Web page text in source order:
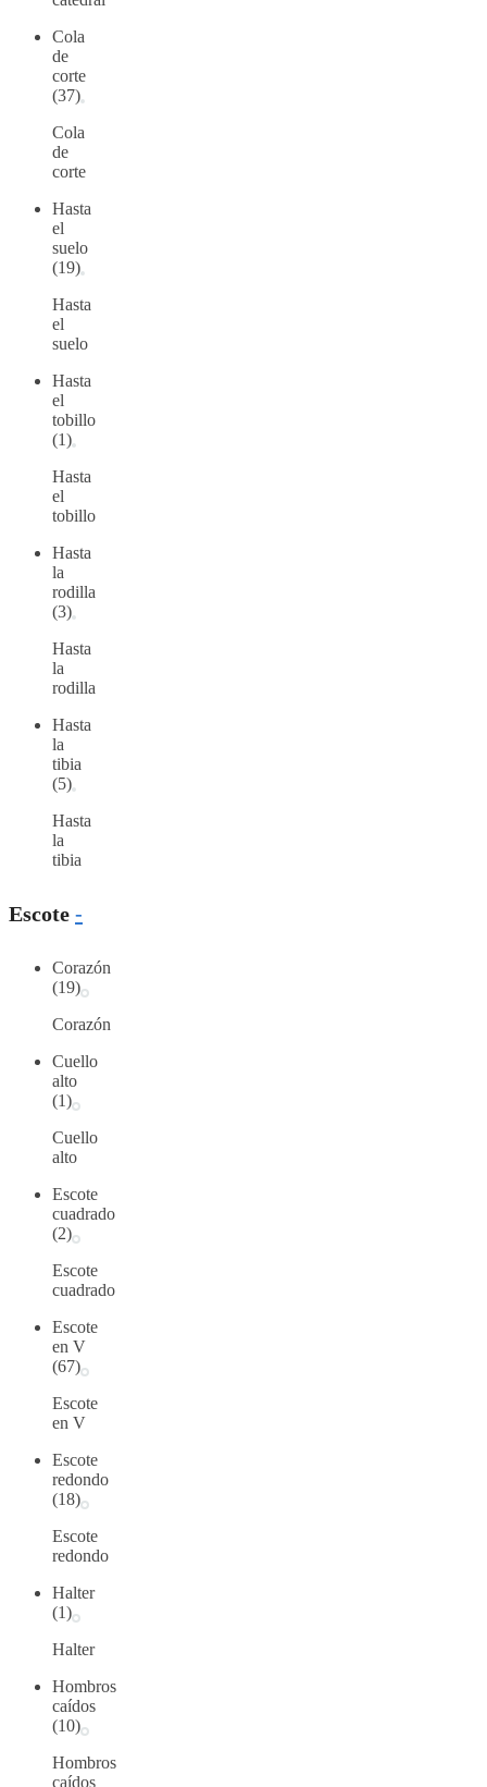
Cola
de
corte
(37)
Cola
de
corte
Hasta
el
suelo
(19)
Hasta
el
suelo
Hasta
el
tobillo
(1)
Hasta
el
tobillo
Hasta
la
rodilla
(3)
Hasta
la
rodilla
Hasta
la
tibia
(5)
Hasta
la
tibia
Escote -
Corazón
(19)
Corazón
Cuello
alto
(1)
Cuello
alto
Escote
cuadrado
(2)
Escote
cuadrado
Escote
en V
(67)
Escote
en V
Escote
redondo
(18)
Escote
redondo
Halter
(1)
Halter
Hombros
caídos
(10)
Hombros
caídos